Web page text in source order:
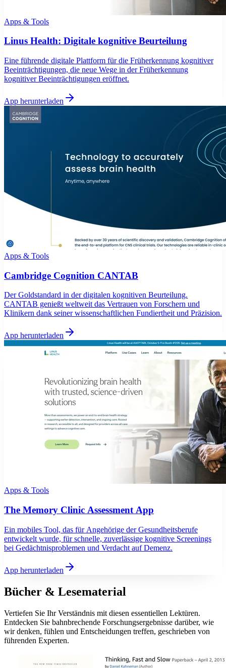
Apps & Tools
Linus Health: Digitale kognitive Beurteilung
Eine führende digitale Plattform für die Früherkennung kognitiver
Beeinträchtigungen, die neue Wege in der Früherkennung
kognitiver Beeinträchtigungen eröffnet.
App herunterladen
Apps & Tools
Cambridge Cognition CANTAB
Der Goldstandard in der digitalen kognitiven Beurteilung.
CANTAB genießt weltweit das Vertrauen von Forschern und
Klinikern dank seiner wissenschaftlichen Fundiertheit und Präzision.
App herunterladen
Apps & Tools
The Memory Clinic Assessment App
Ein mobiles Tool, das für Angehörige der Gesundheitsberufe
entwickelt wurde, für schnelle, zuverlässige kognitive Screenings
bei Gedächtnisproblemen und Verdacht auf Demenz.
App herunterladen
Bücher & Lesematerial
Vertiefen Sie Ihr Verständnis mit diesen essentiellen Lektüren.
Entdecken Sie bahnbrechende Forschungsergebnisse darüber, wie
wir denken, fühlen und Entscheidungen treffen, geschrieben von
führenden Experten.